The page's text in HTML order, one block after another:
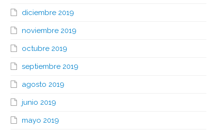
diciembre 2019
noviembre 2019
octubre 2019
septiembre 2019
agosto 2019
junio 2019
mayo 2019